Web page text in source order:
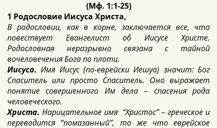
(Мф. 1:1-25)
1 Родословие Иисуса Христа,
В родословии, как в корне, заключается все, что
повествует Евангелист об Иисусе Христе.
Родословная неразрывно связана с тайной
вочеловечения Бога по плоти.
Иисуса. Имя Иисус (по-еврейски Иешуа) значит: Бог
Спаситель или просто Спаситель. Оно выражает
понятие совершенного Им дела – спасения рода
человеческого.
Христа. Нарицательное имя “Христос” – греческое и
переводится “помазанный”, то же что еврейское